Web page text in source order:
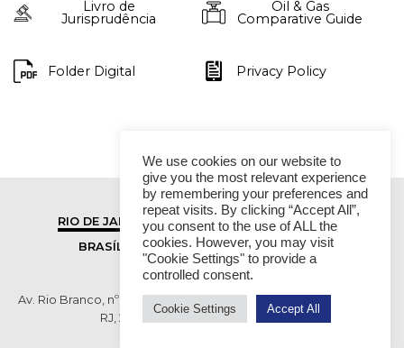
Livro de
Jurisprudência
Oil & Gas
Comparative Guide
Folder Digital Privacy Policy
RIO DE JANEIRO
SÃO PAULO
BRASÍLIA
VITÓRIA
Av. Rio Branco, nº 01, 14º andar - Ed. RB1- Centro, Rio de Janeiro -
RJ, 20090-003 TEL (55 21) 2276 6200
We use cookies on our website to
give you the most relevant experience
by remembering your preferences and
repeat visits. By clicking “Accept All”,
you consent to the use of ALL the
cookies. However, you may visit
"Cookie Settings" to provide a
controlled consent.
Cookie Settings Accept All